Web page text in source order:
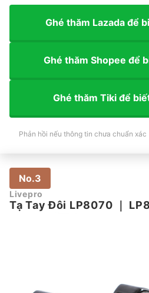
Ghé thăm Lazada để
Ghé thăm Shopee để
Ghé thăm Tiki để
Phản hồi nếu thông tin chưa chuẩn xác
No.3
Livepro
Tạ Tay Đôi LP8070